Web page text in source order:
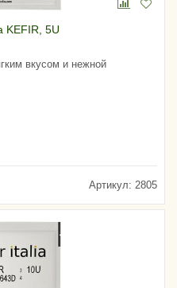
KEFIR, 5U
вкусом и нежной
Артикул: 2805